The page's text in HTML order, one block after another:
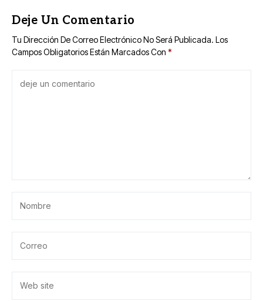
Deje Un Comentario
Tu Dirección De Correo Electrónico No Será Publicada. Los
Campos Obligatorios Están Marcados Con *